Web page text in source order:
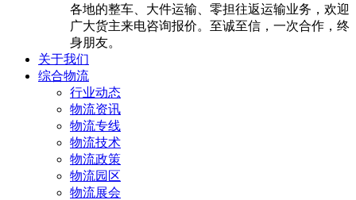
各地的整车、大件运输、零担往返运输业务，欢迎
广大货主来电咨询报价。至诚至信，一次合作，终
身朋友。
关于我们
综合物流
行业动态
物流资讯
物流专线
物流技术
物流政策
物流园区
物流展会